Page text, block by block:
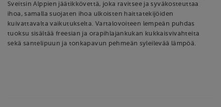
Sveitsin Alppien jäätikkövettä, joka ravitsee ja syväkosteuttaa
ihoa, samalla suojaten ihoa ulkoisten haittatekijöiden
kuivattavalta vaikutukselta. Vartalovoiteen lempeän puhdas
tuoksu sisältää freesian ja orapihlajankukan kukkaisvivahteita
sekä santelipuun ja tonkapavun pehmeän syleilevää lämpöä.